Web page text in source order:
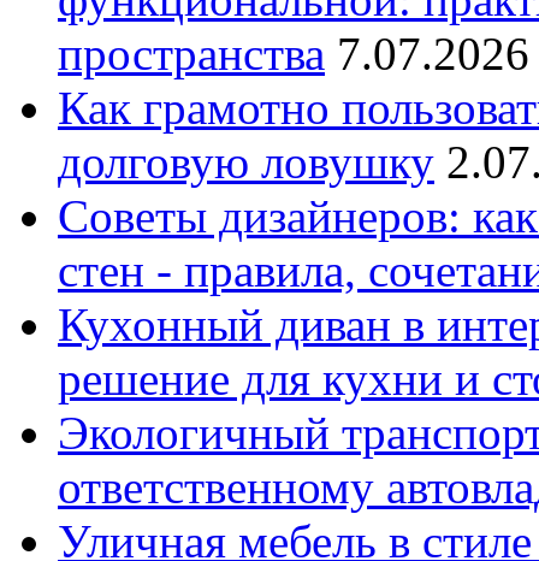
пространства
Как грамотно
долговую ловушку
Советы дизайнеров:
стен - правила,
Кухонный диван в
решение для кухни и
Экологичный
ответственному
Уличная мебель в